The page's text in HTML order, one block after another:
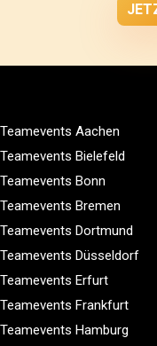
Teamevents Aachen
Teamevents Bielefeld
Teamevents Bonn
Teamevents Bremen
Teamevents Dortmund
Teamevents Düsseldorf
Teamevents Erfurt
Teamevents Frankfurt
Teamevents Hamburg